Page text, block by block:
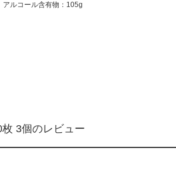
アルコール含有物：105g
3個のレビュー